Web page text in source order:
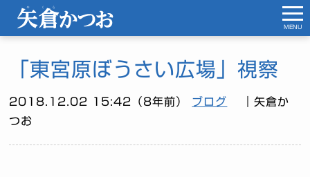
「東宮原ぼうさい広場」視察
2018.12.02 15:42（8年前） ブログ
｜矢倉か
つお
MENU